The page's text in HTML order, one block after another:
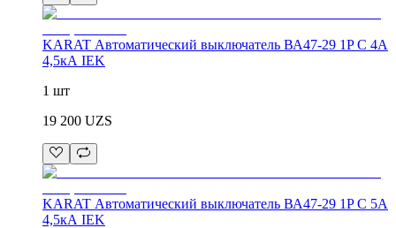
KARAT Автоматический выключатель ВА47-29 1P C 4А
4,5кА IEK
1 шт
19 200 UZS
KARAT Автоматический выключатель ВА47-29 1P C 5А
4,5кА IEK